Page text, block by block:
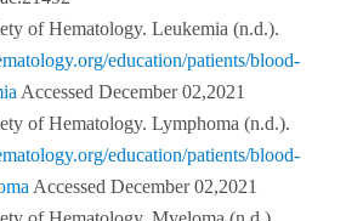
of Hematology. Leukemia (n.d.).
education/patients/blood-
Accessed December 02,2021
of Hematology. Lymphoma (n.d.).
education/patients/blood-
Accessed December 02,2021